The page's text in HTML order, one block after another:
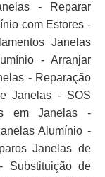
- Reparar
com Estores -
Janelas
- Arranjar
- Reparação
Janelas - SOS
em Janelas -
Alumínio -
Janelas de
Substituição de